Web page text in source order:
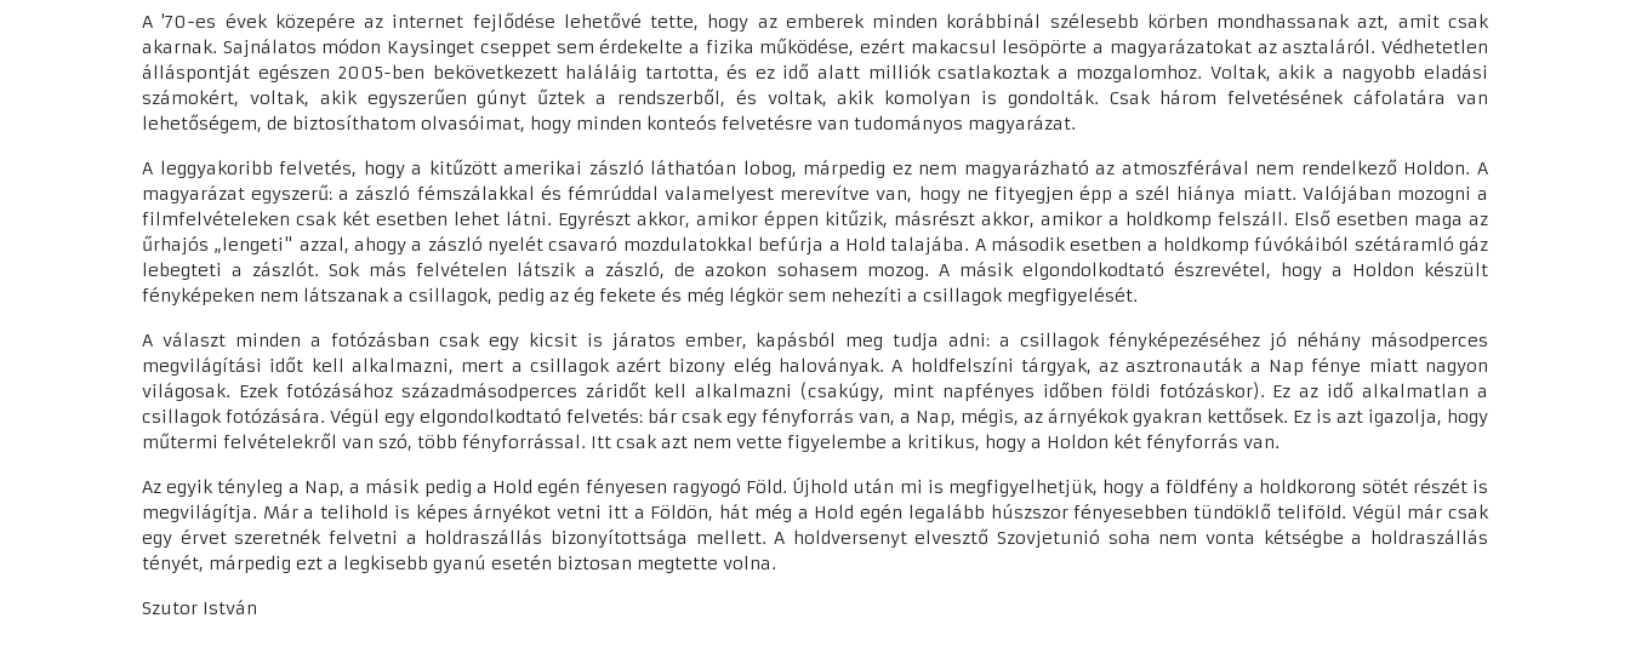
A '70-es évek közepére az internet fejlődése lehetővé tette, hogy az emberek minden korábbinál szélesebb körben mondhassanak azt, amit csak
akarnak. Sajnálatos módon Kaysinget cseppet sem érdekelte a fizika működése, ezért makacsul lesöpörte a magyarázatokat az asztaláról. Védhetetlen
álláspontját egészen 2005-ben bekövetkezett haláláig tartotta, és ez idő alatt milliók csatlakoztak a mozgalomhoz. Voltak, akik a nagyobb eladási
számokért, voltak, akik egyszerűen gúnyt űztek a rendszerből, és voltak, akik komolyan is gondolták. Csak három felvetésének cáfolatára van
lehetőségem, de biztosíthatom olvasóimat, hogy minden konteós felvetésre van tudományos magyarázat.
A leggyakoribb felvetés, hogy a kitűzött amerikai zászló láthatóan lobog, márpedig ez nem magyarázható az atmoszférával nem rendelkező Holdon. A
magyarázat egyszerű: a zászló fémszálakkal és fémrúddal valamelyest merevítve van, hogy ne fityegjen épp a szél hiánya miatt. Valójában mozogni a
filmfelvételeken csak két esetben lehet látni. Egyrészt akkor, amikor éppen kitűzik, másrészt akkor, amikor a holdkomp felszáll. Első esetben maga az
űrhajós „lengeti" azzal, ahogy a zászló nyelét csavaró mozdulatokkal befúrja a Hold talajába. A második esetben a holdkomp fúvókáiból szétáramló gáz
lebegteti a zászlót. Sok más felvételen látszik a zászló, de azokon sohasem mozog. A másik elgondolkodtató észrevétel, hogy a Holdon készült
fényképeken nem látszanak a csillagok, pedig az ég fekete és még légkör sem nehezíti a csillagok megfigyelését.
A választ minden a fotózásban csak egy kicsit is járatos ember, kapásból meg tudja adni: a csillagok fényképezéséhez jó néhány másodperces
megvilágítási időt kell alkalmazni, mert a csillagok azért bizony elég haloványak. A holdfelszíni tárgyak, az asztronauták a Nap fénye miatt nagyon
világosak. Ezek fotózásához századmásodperces záridőt kell alkalmazni (csakúgy, mint napfényes időben földi fotózáskor). Ez az idő alkalmatlan a
csillagok fotózására. Végül egy elgondolkodtató felvetés: bár csak egy fényforrás van, a Nap, mégis, az árnyékok gyakran kettősek. Ez is azt igazolja, hogy
műtermi felvételekről van szó, több fényforrással. Itt csak azt nem vette figyelembe a kritikus, hogy a Holdon két fényforrás van.
Az egyik tényleg a Nap, a másik pedig a Hold egén fényesen ragyogó Föld. Újhold után mi is megfigyelhetjük, hogy a földfény a holdkorong sötét részét is
megvilágítja. Már a telihold is képes árnyékot vetni itt a Földön, hát még a Hold egén legalább húszszor fényesebben tündöklő teliföld. Végül már csak
egy érvet szeretnék felvetni a holdraszállás bizonyítottsága mellett. A holdversenyt elvesztő Szovjetunió soha nem vonta kétségbe a holdraszállás
tényét, márpedig ezt a legkisebb gyanú esetén biztosan megtette volna.
Szutor István